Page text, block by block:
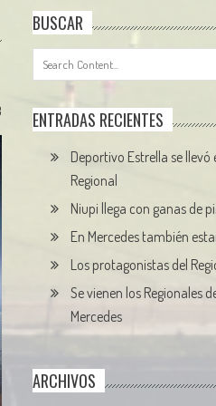
BUSCAR
ENTRADAS RECIENTES
Deportivo Estrella se llevó
Regional
Niupi llega con ganas de
En Mercedes también
Los protagonistas del
Se vienen los Regionales
Mercedes
ARCHIVOS